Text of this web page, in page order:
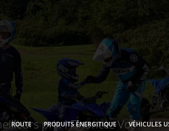
ROUTE PRODUITS ÉNERGITIQUE VÉHICULES
prix ! Financez Vos